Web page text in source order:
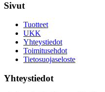
Sivut
Tuotteet
UKK
Yhteystiedot
Toimitusehdot
Tietosuojaseloste
Yhteystiedot